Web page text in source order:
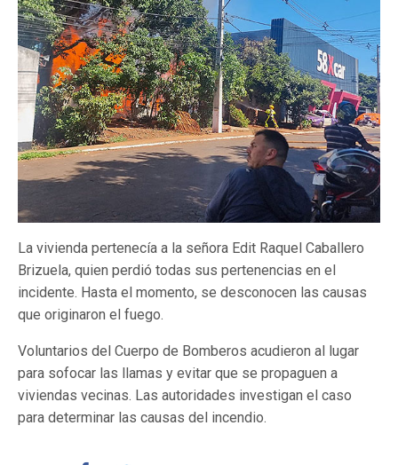
La vivienda pertenecía a la señora Edit Raquel Caballero
Brizuela, quien perdió todas sus pertenencias en el
incidente. Hasta el momento, se desconocen las causas
que originaron el fuego.
Voluntarios del Cuerpo de Bomberos acudieron al lugar
para sofocar las llamas y evitar que se propaguen a
viviendas vecinas. Las autoridades investigan el caso
para determinar las causas del incendio.